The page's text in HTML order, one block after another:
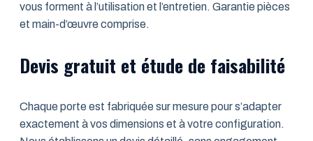
vous forment à l’utilisation et l’entretien. Garantie pièces
et main-d’œuvre comprise.
Devis gratuit et étude de faisabilité
Chaque porte est fabriquée sur mesure pour s’adapter
exactement à vos dimensions et à votre configuration.